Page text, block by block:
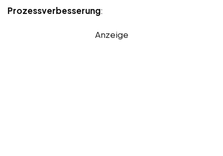
Prozessverbesserung:
Anzeige